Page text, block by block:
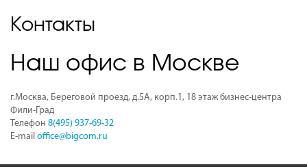
Контакты
Наш офис в Москве
г.Москва, Береговой проезд, д.5А, корп.1, 18 этаж бизнес-центра
Фили-Град
Телефон 8(495) 937-69-32
E-mail office@bigcom.ru